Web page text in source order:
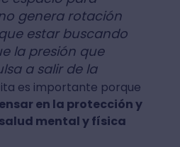
genera rotación
estar buscando
la presión que
a salir de la
es importante porque
en la protección y
mental y física